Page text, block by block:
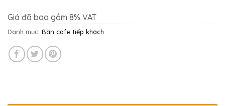
Giá đã bao gồm 8% VAT
Danh mục: Bàn cafe tiếp khách